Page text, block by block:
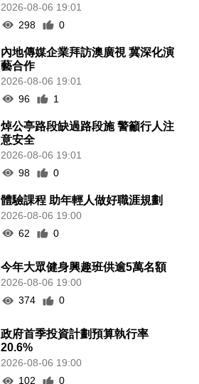
2026-08-06 19:01
298
0
內地傳媒企業拜訪澳廣視 冀深化演
藝合作
2026-08-06 19:01
96
1
焯公亭路段缺過路段施 警籲行人注
意安全
2026-08-06 19:01
98
0
體驗課程 助年輕人做好職涯規劃
2026-08-06 19:00
62
0
今年大眾健身興趣班供逾5萬名額
2026-08-06 19:00
374
0
政府首季投資計劃預算執行率
20.6%
2026-08-06 19:00
102
0